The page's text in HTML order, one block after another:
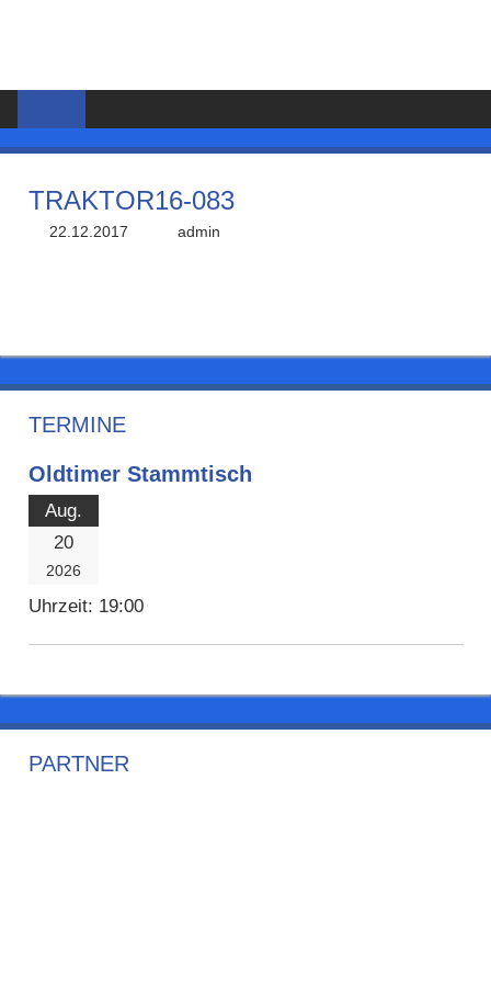
HORLOFFTAL
E.V.
TRAKTOR16-083
22.12.2017 admin
TERMINE
Oldtimer Stammtisch
Aug.
20
2026
Uhrzeit: 19:00
PARTNER